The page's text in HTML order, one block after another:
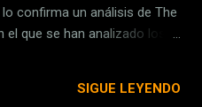
que podremos hablar (por
natural. También que estará
confirma un análisis de The
que se han analizado los
llamativas, pero también lo
SIGUE LEYENDO